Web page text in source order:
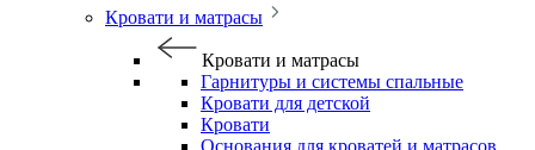
Кровати и матрасы
Кровати и матрасы
Гарнитуры и системы спальные
Кровати для детской
Кровати
Основания для кроватей и матрасов